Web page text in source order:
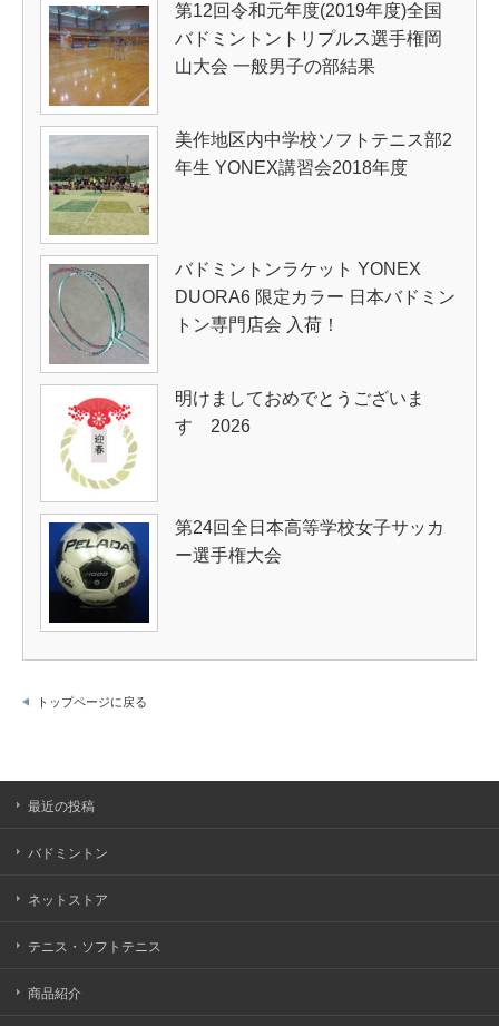
第12回令和元年度(2019年度)全国
バドミントントリプルス選手権岡
山大会 一般男子の部結果
美作地区内中学校ソフトテニス部2
年生 YONEX講習会2018年度
バドミントンラケット YONEX
DUORA6 限定カラー 日本バドミン
トン専門店会 入荷！
明けましておめでとうございま
す 2026
第24回全日本高等学校女子サッカ
ー選手権大会
トップページに戻る
最近の投稿
バドミントン
ネットストア
テニス・ソフトテニス
商品紹介